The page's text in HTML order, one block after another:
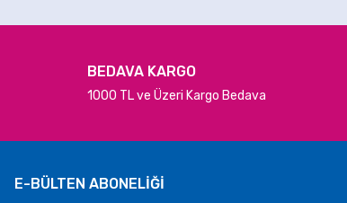
Pj Masks Balonları
99,90 TL
BEDAVA KARGO
1000 TL ve Üzeri Kargo Bedava
E-BÜLTEN ABONELİĞİ